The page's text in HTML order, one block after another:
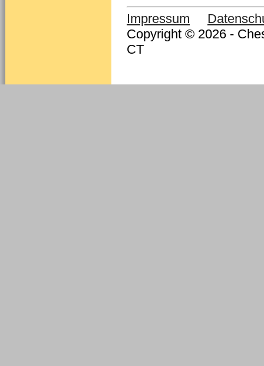
Impressum
Copyright © 2026 -
CT